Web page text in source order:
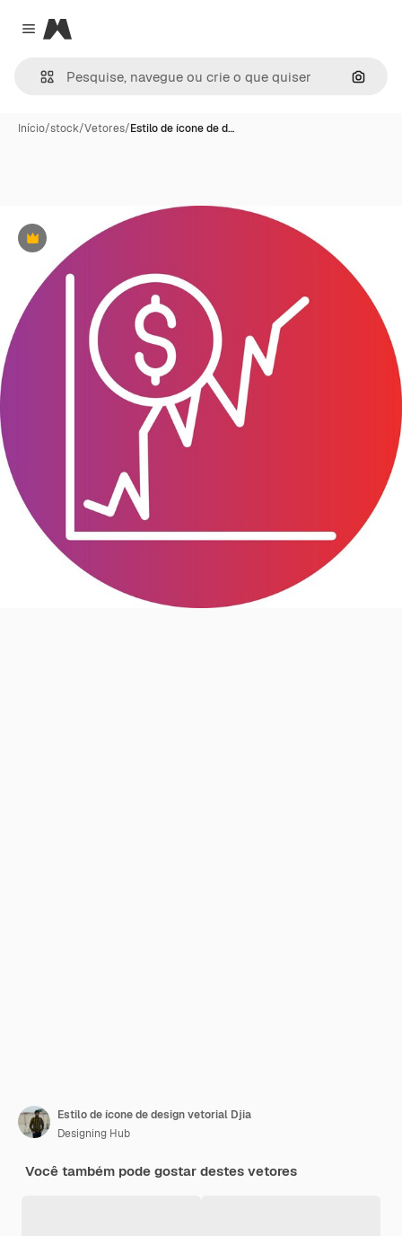
Close menu
Magnific
Início/stock/Vetores/Estilo de ícone de d…
Premium
Estilo de ícone de design vetorial Djia
Designing Hub
Você também pode gostar destes vetores